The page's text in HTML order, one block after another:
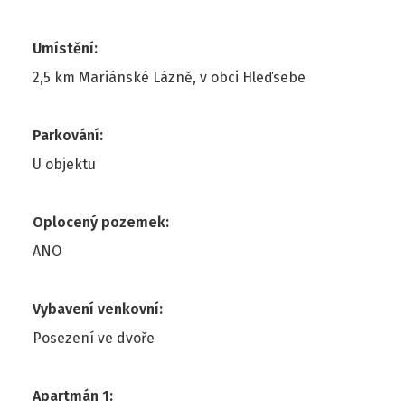
Umístění:
2,5 km Mariánské Lázně, v obci Hleďsebe
Parkování:
U objektu
Oplocený pozemek:
ANO
Vybavení venkovní:
Posezení ve dvoře
Apartmán 1: